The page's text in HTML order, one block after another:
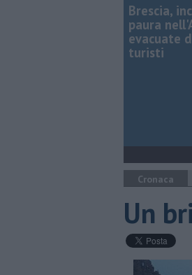
Brescia,
paura
evacuate
turisti
Cronaca
Un